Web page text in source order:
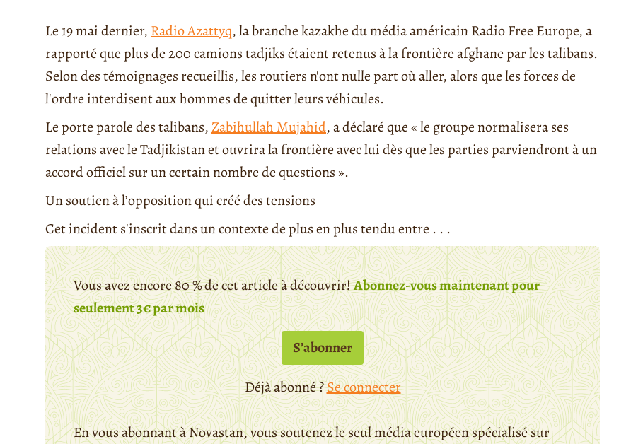
Le 19 mai dernier, Radio Azattyq, la branche kazakhe du média américain Radio Free Europe, a
rapporté que plus de 200 camions tadjiks étaient retenus à la frontière afghane par les talibans.
Selon des témoignages recueillis, les routiers n'ont nulle part où aller, alors que les forces de
l'ordre interdisent aux hommes de quitter leurs véhicules.
Le porte parole des talibans,Zabihullah Mujahid, a déclaré que « le groupe normalisera ses
relations avec le Tadjikistan et ouvrira la frontière avec lui dès que les parties parviendront à un
accord officiel sur un certain nombre de questions ».
Un soutien à l’opposition qui créé des tensions
Cet incident s'inscrit dans un contexte de plus en plus tendu entre . . .
Vous avez encore 80 % de cet article à découvrir!Abonnez-vous maintenant pour
seulement 3€ par mois
S’abonner
Déjà abonné ?Se connecter
En vous abonnant à Novastan, vous soutenez le seul média européen spécialisé sur